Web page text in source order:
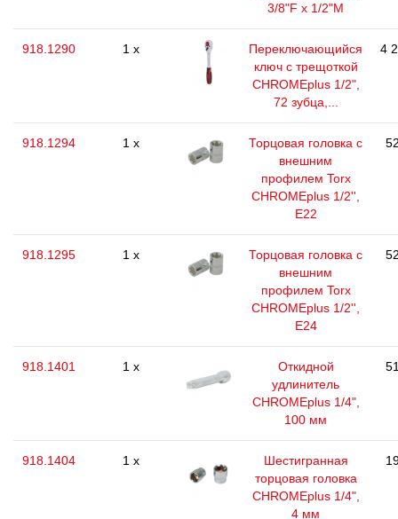
3/8"F x 1/2"M
918.1290 1 x
Переключающийся
ключ с трещоткой
CHROMEplus 1/2",
72 зубца,...
4
918.1294 1 x
Торцовая головка с
внешним
профилем Torx
CHROMEplus 1/2'',
E22
918.1295 1 x
Торцовая головка с
внешним
профилем Torx
CHROMEplus 1/2'',
E24
918.1401 1 x
Откидной
удлинитель
CHROMEplus 1/4",
100 мм
918.1404 1 x
Шестигранная
торцовая головка
CHROMEplus 1/4",
4 мм